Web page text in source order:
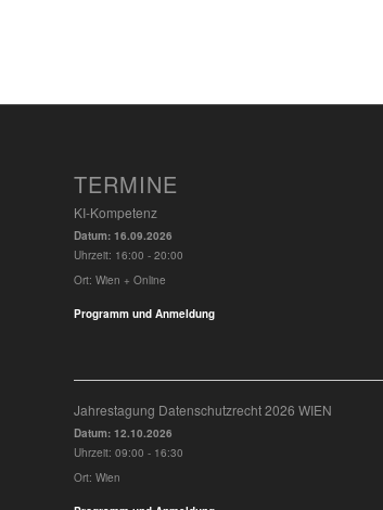
TERMINE
KI-Kompetenz
Datum: 16.09.2026
Uhrzeit: 16:00 - 20:00
Ort: Wien + Online
Programm und Anmeldung
Jahrestagung Datenschutzrecht 2026 WIEN
Datum: 12.10.2026
Uhrzeit: 09:00 - 16:30
Ort: Wien